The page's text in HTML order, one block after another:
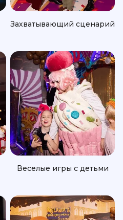
Захватывающий сценарий
Веселые игры с детьми